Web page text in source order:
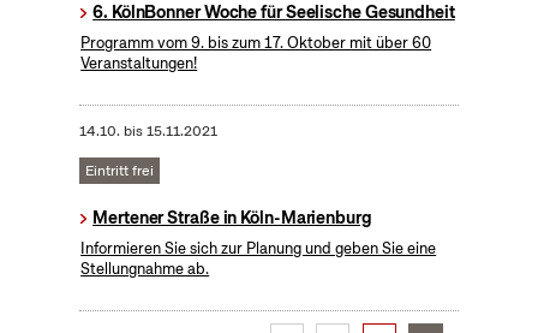
6. KölnBonner Woche für Seelische Gesundheit
Programm vom 9. bis zum 17. Oktober mit über 60
Veranstaltungen!
14.10. bis15.11.2021
Eintritt frei
Mertener Straße in Köln-Marienburg
Informieren Sie sich zur Planung und geben Sie eine
Stellungnahme ab.